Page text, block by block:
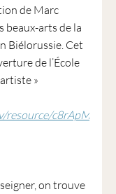
de Marc
beaux-arts de la
Biélorussie. Cet
de l’École
»
c8rApMx/
on trouve